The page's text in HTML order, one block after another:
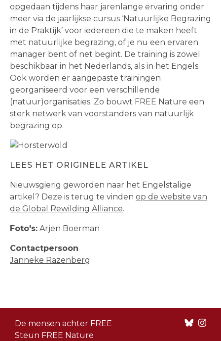
opgedaan tijdens haar jarenlange ervaring onder
meer via de jaarlijkse cursus ‘Natuurlijke Begrazing
in de Praktijk’ voor iedereen die te maken heeft
met natuurlijke begrazing, of je nu een ervaren
manager bent of net begint. De training is zowel
beschikbaar in het Nederlands, als in het Engels.
Ook worden er aangepaste trainingen
georganiseerd voor een verschillende
(natuur)organisaties. Zo bouwt FREE Nature een
sterk netwerk van voorstanders van natuurlijk
begrazing op.
LEES HET ORIGINELE ARTIKEL
Nieuwsgierig geworden naar het Engelstalige
artikel? Deze is terug te vinden op de website van
de Global Rewilding Alliance.
Foto's: Arjen Boerman
Contactpersoon
Janneke Razenberg
Footer
menu
De mensen achter FREE
Steun FREE Nature